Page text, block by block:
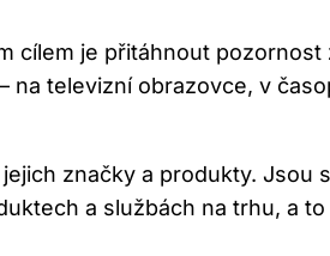
cílem je přitáhnout pozornost
televizní obrazovce, v
značky a produkty. Jsou
a službách na trhu, a